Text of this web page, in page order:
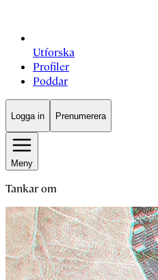
Utforska
Profiler
Poddar
Logga in Prenumerera
Meny
Tankar om